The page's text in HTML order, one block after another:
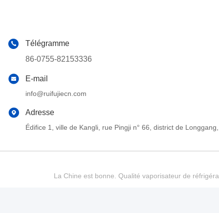
Télégramme
86-0755-82153336
E-mail
info@ruifujiecn.com
Adresse
Édifice 1, ville de Kangli, rue Pingji n° 66, district de
La Chine est bonne. Qualité vaporisateur de